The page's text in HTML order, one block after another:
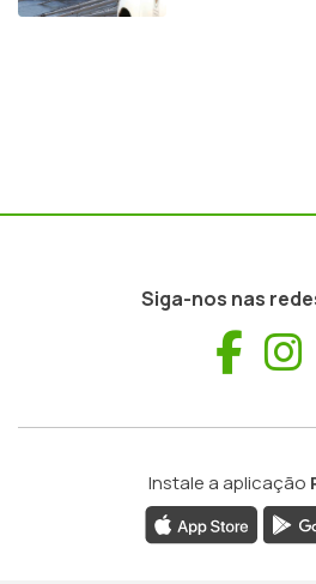
Siga-nos nas
Instale a aplicação